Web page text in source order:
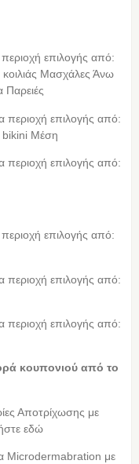
επιλογής από:
Μασχάλες Άνω
περιοχή επιλογής από:
bikini Μέση
περιοχή επιλογής από:
επιλογής από:
περιοχή επιλογής από:
περιοχή επιλογής από:
κουπονιού από τo
Αποτρίχωσης με
εδώ
Microdermabration με